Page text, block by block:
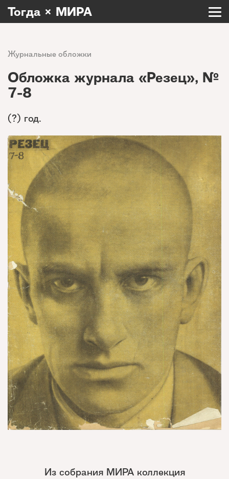
Тогда × МИРА
Журнальные обложки
Обложка журнала «Резец», №
7-8
(?) год.
Из собрания МИРА коллекция